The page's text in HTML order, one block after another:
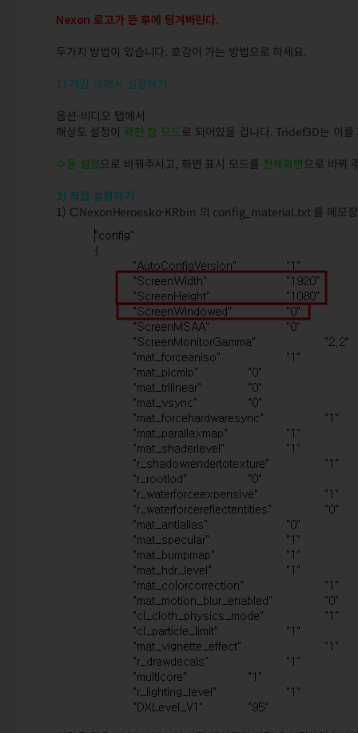
Nexon 로고가 뜬 후에 팅겨버린다.
두가지 방법이 있습니다. 호감이 가는 방법으로 하세요.
1) 게임 내에서 설정하기
옵션-비디오 탭에서
해상도 설정이 꽉찬 창 모드로 되어있을 겁니다. Tridef3D는 이를
수동 설정 으로 바꿔주시고, 화면 표시 모드를 전체화면 으로 바꿔
2) 직접 설정하기
1) C:NexonHeroesko-KRbin 의 config_material.txt 를 메모장